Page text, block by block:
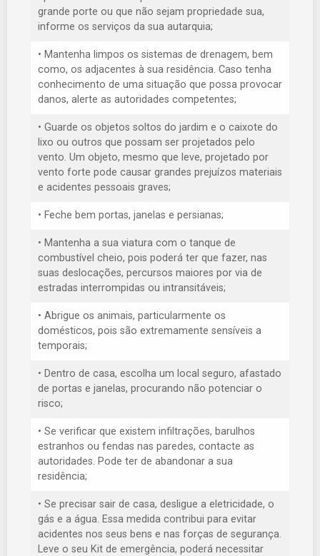
grande porte ou que não sejam propriedade sua,
informe os serviços da sua autarquia;
• Mantenha limpos os sistemas de drenagem, bem
como, os adjacentes à sua residência. Caso tenha
conhecimento de uma situação que possa provocar
danos, alerte as autoridades competentes;
• Guarde os objetos soltos do jardim e o caixote do
lixo ou outros que possam ser projetados pelo
vento. Um objeto, mesmo que leve, projetado por
vento forte pode causar grandes prejuízos materiais
e acidentes pessoais graves;
• Feche bem portas, janelas e persianas;
• Mantenha a sua viatura com o tanque de
combustível cheio, pois poderá ter que fazer, nas
suas deslocações, percursos maiores por via de
estradas interrompidas ou intransitáveis;
• Abrigue os animais, particularmente os
domésticos, pois são extremamente sensíveis a
temporais;
• Dentro de casa, escolha um local seguro, afastado
de portas e janelas, procurando não potenciar o
risco;
• Se verificar que existem infiltrações, barulhos
estranhos ou fendas nas paredes, contacte as
autoridades. Pode ter de abandonar a sua
residência;
• Se precisar sair de casa, desligue a eletricidade, o
gás e a água. Essa medida contribui para evitar
acidentes nos seus bens e nas forças de segurança.
Leve o seu Kit de emergência, poderá necessitar